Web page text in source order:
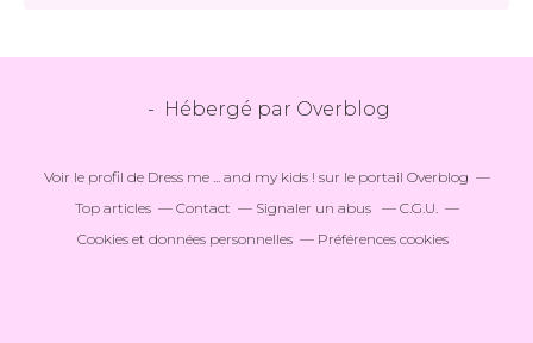
- Hébergé par Overblog
Voir le profil de Dress me ... and my kids ! sur le portail Overblog
Top articles
Contact Signaler un abus
C.G.U.
Cookies et données personnelles
Préférences cookies